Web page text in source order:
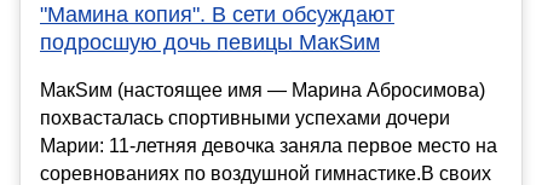
"Мамина копия". В сети обсуждают
подросшую дочь певицы МакSим
МакSим (настоящее имя — Марина Абросимова)
похвасталась спортивными успехами дочери
Марии: 11-летняя девочка заняла первое место на
соревнованиях по воздушной гимнастике.В своих